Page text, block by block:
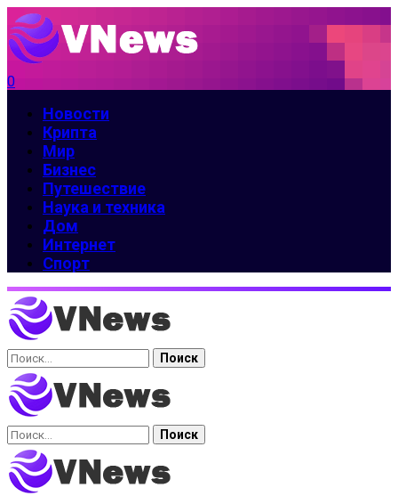
0
Новости
Крипта
Мир
Бизнес
Путешествие
Наука и техника
Дом
Интернет
Спорт
Найти:
Найти: